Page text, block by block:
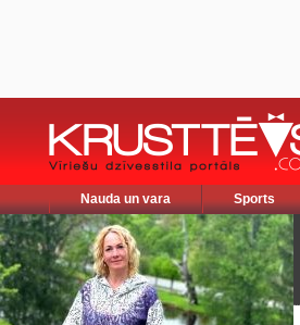
Nauda un vara Sports